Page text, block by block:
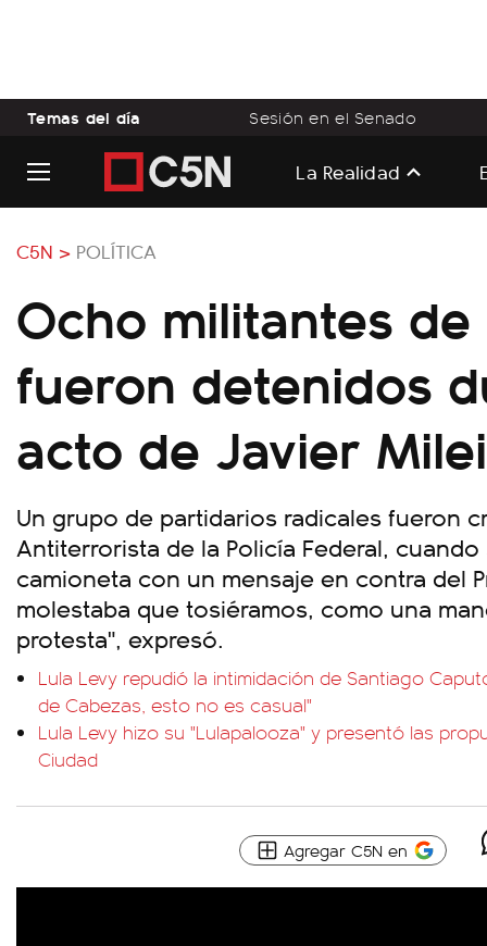
Temas del día Sesión en el Senado
La Realidad
C5N > POLÍTICA
Ocho militantes de
fueron detenidos
acto de Javier Milei
Un grupo de partidarios radicales fueron
Antiterrorista de la Policía Federal,
camioneta con un mensaje en contra del
molestaba que tosiéramos, como una
protesta", expresó.
Lula Levy repudió la intimidación de Santiago
de Cabezas, esto no es casual"
Lula Levy hizo su "Lulapalooza" y presentó las
Ciudad
Agregar C5N en